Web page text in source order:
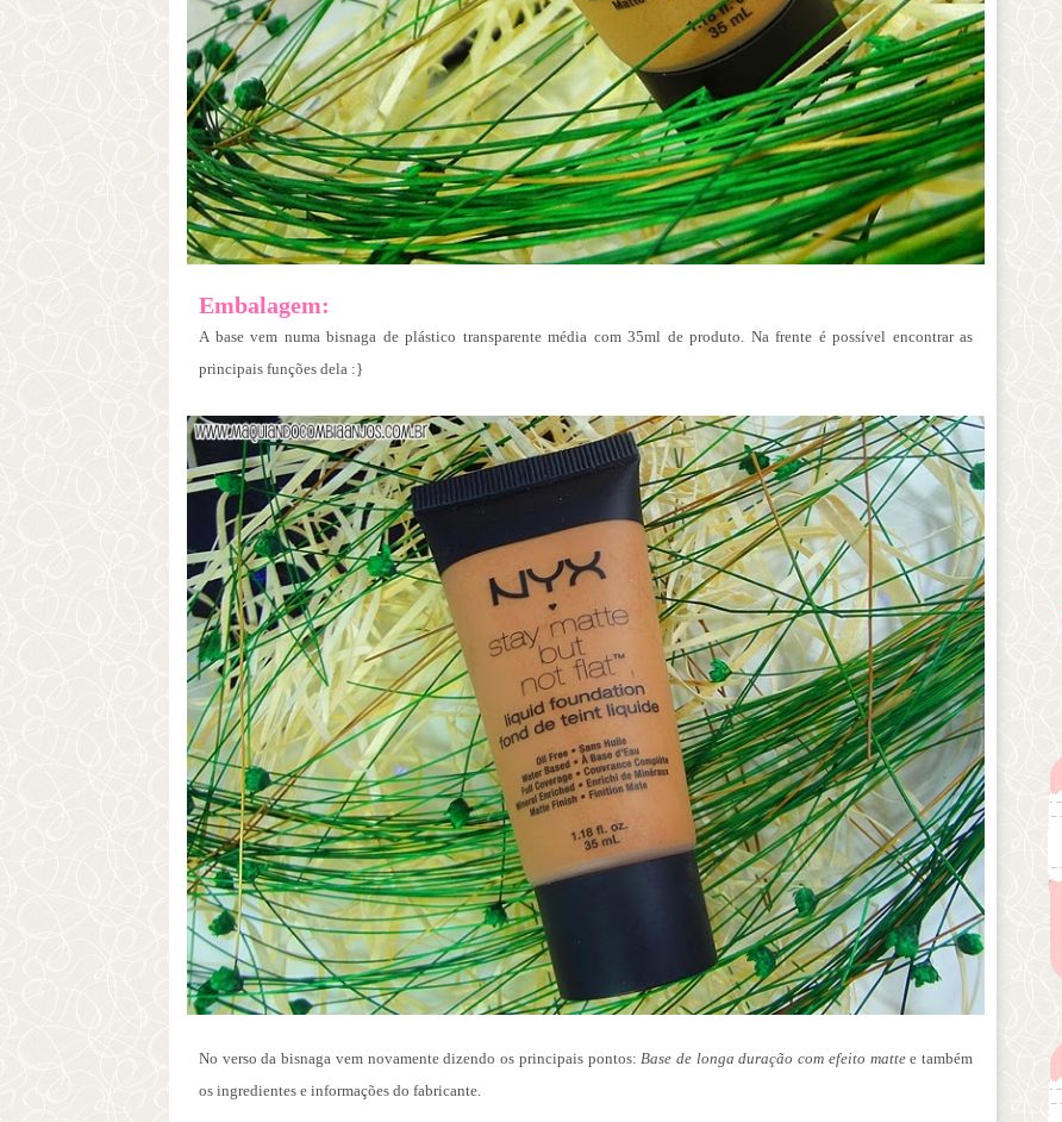
Embalagem:
A base vem numa bisnaga de plástico transparente média com 35ml de produto. Na frente é possível encontrar as
principais funções dela :}
No verso da bisnaga vem novamente dizendo os principais pontos: Base de longa duração com efeito mattee também
os ingredientes e informações do fabricante.